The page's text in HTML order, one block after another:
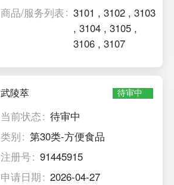
商品/服务列表
3101 ,3102 ,3103
,3104 ,3105 ,
3106 ,3107
武陵萃 待审中
当前状态
待审中
类别
第30类-方便食品
注册号
91445915
申请日期
2026-04-27